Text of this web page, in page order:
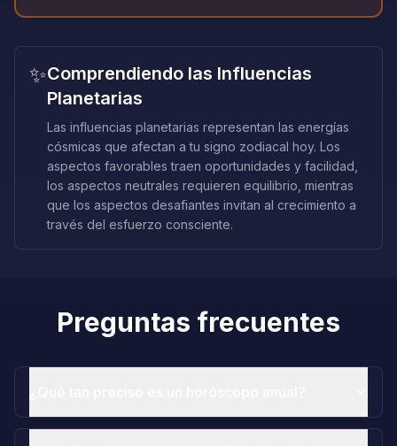
✨Comprendiendo las Influencias
Planetarias
Las influencias planetarias representan las energías
cósmicas que afectan a tu signo zodiacal hoy. Los
aspectos favorables traen oportunidades y facilidad,
los aspectos neutrales requieren equilibrio, mientras
que los aspectos desafiantes invitan al crecimiento a
través del esfuerzo consciente.
Preguntas frecuentes